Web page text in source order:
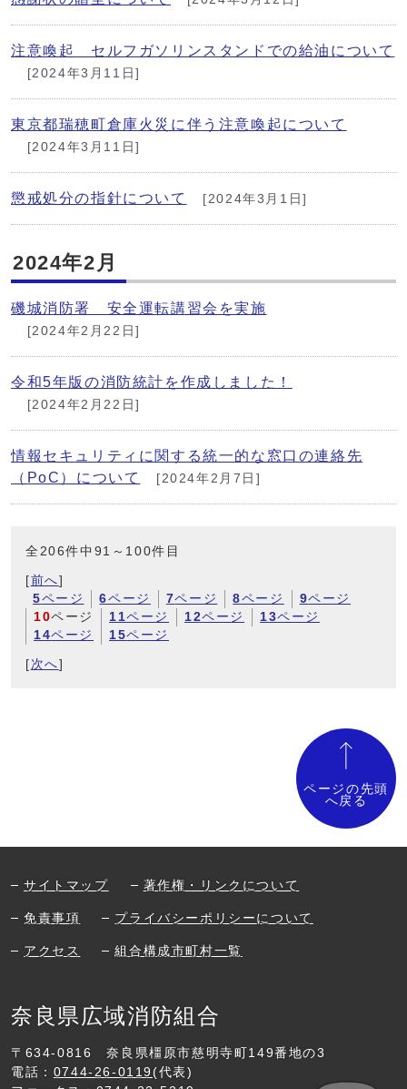
注意喚起 セルフガソリンスタンドでの給油について
[2024年3月11日]
東京都瑞穂町倉庫火災に伴う注意喚起について
[2024年3月11日]
懲戒処分の指針について [2024年3月1日]
2024年2月
磯城消防署 安全運転講習会を実施
[2024年2月22日]
令和5年版の消防統計を作成しました！
[2024年2月22日]
情報セキュリティに関する統一的な窓口の連絡先
（PoC）について
[2024年2月7日]
全206件中91～100件目
[前へ]
5ページ 6ページ 7ページ 8ページ 9ページ
10ページ 11ページ 12ページ 13ページ
14ページ 15ページ
[ 次へ]
ページの先頭
へ戻る
サイトマップ 著作権・リンクについて
免責事項 プライバシーポリシーについて
アクセス 組合構成市町村一覧
奈良県広域消防組合
〒634-0816
奈良県橿原市慈明寺町149番地の3
電話： 0744-26-0119 (代表)